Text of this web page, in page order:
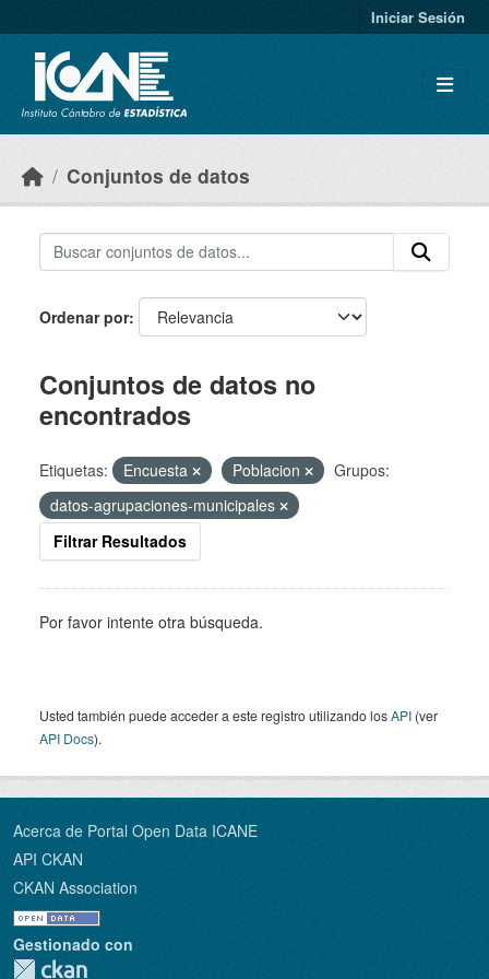
Iniciar Sesión
Conjuntos de datos
Ordenar por
Conjuntos de datos no
encontrados
Etiquetas: Encuesta Poblacion
Grupos:
datos-agrupaciones-municipales
Filtrar Resultados
Por favor intente otra búsqueda.
Usted también puede acceder a este registro utilizando losAPI (ver
API Docs).
Acerca de Portal Open Data ICANE
API CKAN
CKAN Association
Gestionado con